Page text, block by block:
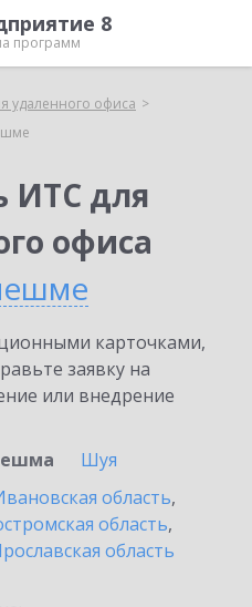
8
программ
удаленного офиса
ИТС для
офиса
карточками,
заявку на
или внедрение
Шуя
область,
область,
область